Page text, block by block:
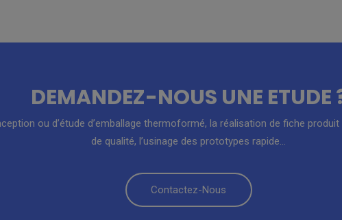
DEMANDEZ-NOUS UNE ETUDE
ou d’étude d’emballage thermoformé, la réalisation de fiche
de qualité, l’usinage des prototypes rapide…
Contactez-Nous